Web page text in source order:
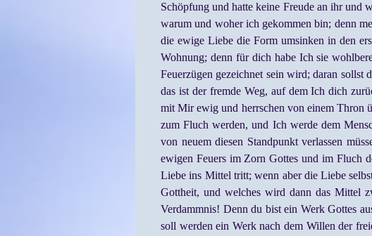
Schöpfung und hatte keine Freude an ihr und
warum und woher ich gekommen bin; denn
die ewige Liebe die Form umsinken in den
Wohnung; denn für dich habe Ich sie
Feuerzügen gezeichnet sein wird; daran
das ist der fremde Weg, auf dem Ich dich
mit Mir ewig und herrschen von einem Thron
zum Fluch werden, und Ich werde dem
von neuem diesen Standpunkt verlassen
ewigen Feuers im Zorn Gottes und im Fluch
Liebe ins Mittel tritt; wenn aber die Liebe
Gottheit, und welches wird dann das Mittel
Verdammnis! Denn du bist ein Werk Gottes
soll werden ein Werk nach dem Willen der